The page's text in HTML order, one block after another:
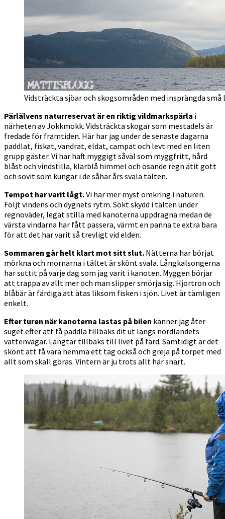
Vidsträckta sjöar och skogsområden med insprängda
Pärlälvens naturreservat är en riktig vildmarkspärla i
närheten av Jokkmokk. Vidsträckta skogar som mestadels är
fredade för framtiden. Här har jag under de senaste dagarna
paddlat, fiskat, vandrat, eldat, campat och levt med en liten
grupp gäster. Vi har haft myggigt såväl som myggfritt, hård
blåst och vindstilla, klarblå himmel och ösande regn ätit gott
och sovit som kungar i de såhär års svala tälten.
Tempot har varit lågt.Vi har mer myst omkring i naturen.
Följt vindens och dygnets rytm. Sökt skydd i tälten under
regnoväder, legat stilla med kanoterna uppdragna medan de
värsta vindarna har fått passera, värmt en panna te extra bara
för att det har varit så trevligt vid elden.
Sommaren går helt klart mot sitt slut. Nätterna har börjat
mörkna och mornarna i tältet är skönt svala. Långkalsongerna
har suttit på varje dag som jag varit i kanoten. Myggen börjar
att trappa av allt mer och man slipper smörja sig. Hjortron och
blåbär är färdiga att ätas liksom fisken i sjön. Livet är tämligen
enkelt.
Efter turen när kanoterna lastas på bilen känner jag åter
suget efter att få paddla tillbaks dit ut längs nordlandets
vattenvägar. Längtar tillbaks till livet på färd. Samtidigt är det
skönt att få vara hemma ett tag också och greja på torpet med
allt som skall göras. Vintern är ju trots allt här snart.